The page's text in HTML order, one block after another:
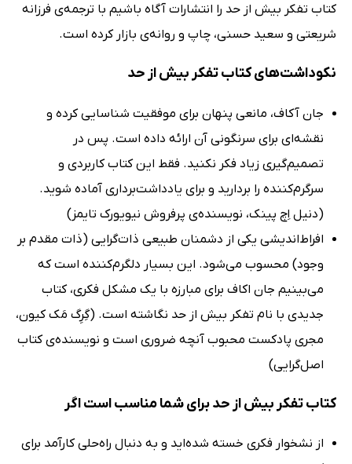
کتاب تفکر بیش از حد را انتشارات آگاه باشیم با ترجمه‌ی فرزانه
شریعتی و سعید حسنی، چاپ و روانه‌ی بازار کرده است.
نکوداشت‌های کتاب تفکر بیش از حد
جان آکاف، مانعی پنهان برای موفقیت شناسایی کرده و
نقشه‌ای برای سرنگونی آن ارائه داده است. پس در
تصمیم‌گیری زیاد فکر نکنید. فقط این کتاب کاربردی و
سرگرم‌کننده را بردارید و برای یادداشت‌برداری آماده شوید.
(دنیل اِچ پینک، نویسنده‌ی پرفروش نیویورک تایمز)
افراط‌اندیشی یکی از دشمنان طبیعی ذات‌گرایی (ذات مقدم بر
وجود) محسوب می‌شود. این بسیار دلگرم‌کننده است که
می‌بینیم جان اکاف برای مبارزه با یک مشکل فکری، کتاب
جدیدی با نام تفکر بیش از حد نگاشته است. (گِرِگ مَک کیون،
مجری پادکست محبوب آنچه ضروری است و نویسنده‌ی کتاب
اصل‌گرایی)
کتاب تفکر بیش از حد برای شما مناسب است اگر
از نشخوار فکری خسته شده‌اید و به دنبال راه‌حلی کارآمد برای